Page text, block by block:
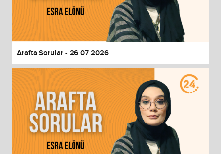
Arafta Sorular - 26 07 2026